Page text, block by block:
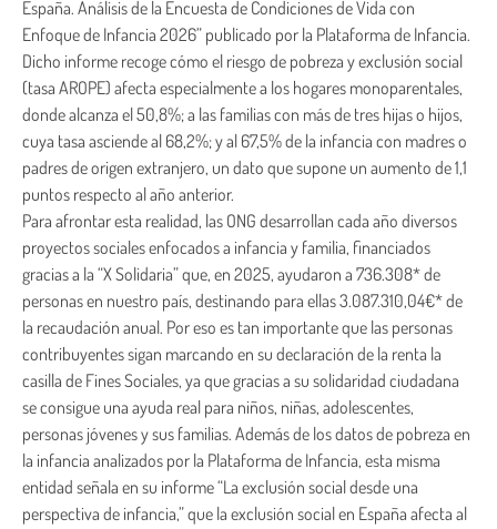
España. Análisis de la Encuesta de Condiciones de Vida con
Enfoque de Infancia 2026” publicado por la Plataforma de Infancia.
Dicho informe recoge cómo el riesgo de pobreza y exclusión social
(tasa AROPE) afecta especialmente a los hogares monoparentales,
donde alcanza el 50,8%; a las familias con más de tres hijas o hijos,
cuya tasa asciende al 68,2%; y al 67,5% de la infancia con madres o
padres de origen extranjero, un dato que supone un aumento de 1,1
puntos respecto al año anterior.
Para afrontar esta realidad, las ONG desarrollan cada año diversos
proyectos sociales enfocados a infancia y familia, financiados
gracias a la “X Solidaria” que, en 2025, ayudaron a 736.308* de
personas en nuestro país, destinando para ellas 3.087.310,04€* de
la recaudación anual. Por eso es tan importante que las personas
contribuyentes sigan marcando en su declaración de la renta la
casilla de Fines Sociales, ya que gracias a su solidaridad ciudadana
se consigue una ayuda real para niños, niñas, adolescentes,
personas jóvenes y sus familias. Además de los datos de pobreza en
la infancia analizados por la Plataforma de Infancia, esta misma
entidad señala en su informe “La exclusión social desde una
perspectiva de infancia,” que la exclusión social en España afecta al